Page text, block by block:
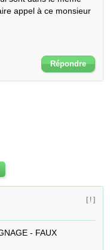
appel à ce monsieur
Répondre
[ ! ]
- FAUX